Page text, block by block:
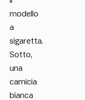
modello
a
sigaretta.
Sotto,
una
camicia
bianca